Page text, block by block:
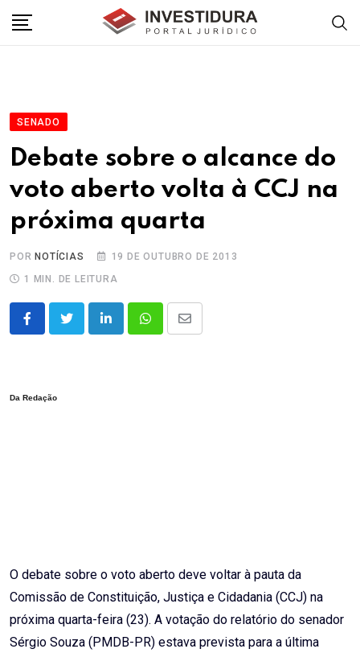
SENADO
Debate sobre o alcance do
voto aberto volta à CCJ na
próxima quarta
POR NOTÍCIAS
19 DE OUTUBRO DE 2013
1 MIN. DE LEITURA
LinkedInWhatsappShare
Da Redação
O debate sobre o voto aberto deve voltar à pauta da
Comissão de Constituição, Justiça e Cidadania (CCJ) na
próxima quarta-feira (23). A votação do relatório do senador
Sérgio Souza (PMDB-PR) estava prevista para a última